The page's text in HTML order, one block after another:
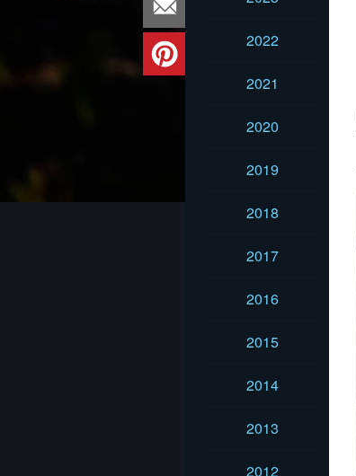
2022
2021
2020
2019
2018
2017
2016
2015
2014
2013
2012